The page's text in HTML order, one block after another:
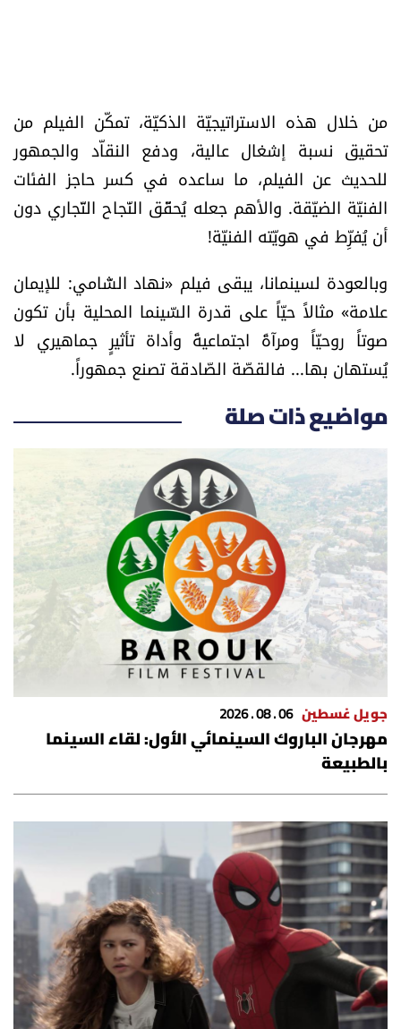
من خلال هذه الاستراتيجيّة الذكيّة، تمكّن الفيلم من
تحقيق نسبة إشغال عالية، ودفع النقاّد والجمهور
للحديث عن الفيلم، ما ساعده في كسر حاجز الفئات
الفنيّة الضيّقة. والأهم جعله يُحقّق النّجاح التّجاري دون
أن يُفرِّط في هويّته الفنيّة!
وبالعودة لسينمانا، يبقى فيلم «نهاد الشّامي: للإيمان
علامة» مثالاً حيّاً على قدرة السّينما المحلية بأن تكون
صوتاً روحيّاً ومرآةً اجتماعيةً وأداة تأثيرٍ جماهيري لا
يُستهان بها... فالقصّة الصّادقة تصنع جمهوراً.
مواضيع ذات صلة
جويل غسطين 06 . 08 . 2026
مهرجان الباروك السينمائي الأول: لقاء السينما
بالطبيعة